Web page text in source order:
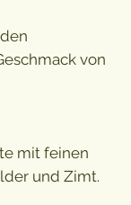
von
mit feinen
und Zimt.